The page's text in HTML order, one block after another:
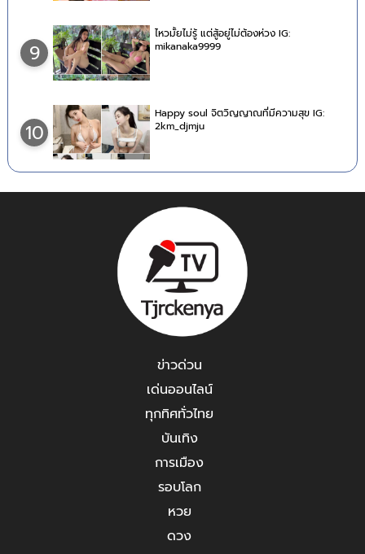
9
ไหวมั้ยไม่รู้ แต่สู้อยู่ไม่ต้องห่วง IG:
mikanaka9999
10
Happy soul จิตวิญญาณที่มีความสุข IG:
2km_djmju
ข่าวด่วน
เด่นออนไลน์
ทุกทิศทั่วไทย
บันเทิง
การเมือง
รอบโลก
หวย
ดวง